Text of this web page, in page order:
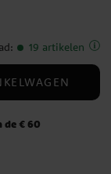
: 19 artikelen
de € 60